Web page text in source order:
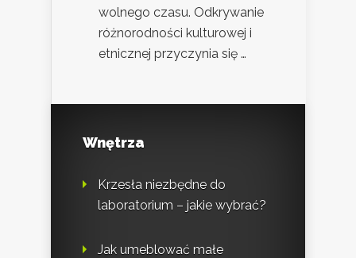
wolnego czasu. Odkrywanie
różnorodności kulturowej i
etnicznej przyczynia się …
Wnętrza
Krzesła niezbędne do
laboratorium – jakie wybrać?
Jak umeblować małe